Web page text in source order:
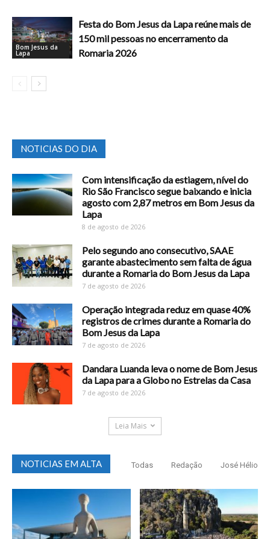
Bom Jesus da
Lapa
Festa do Bom Jesus da Lapa reúne mais de
150 mil pessoas no encerramento da
Romaria 2026
NOTICIAS DO DIA
Com intensificação da estiagem, nível do
Rio São Francisco segue baixando e inicia
agosto com 2,87 metros em Bom Jesus da
Lapa
8 de agosto de 2026
Pelo segundo ano consecutivo, SAAE
garante abastecimento sem falta de água
durante a Romaria do Bom Jesus da Lapa
7 de agosto de 2026
Operação integrada reduz em quase 40%
registros de crimes durante a Romaria do
Bom Jesus da Lapa
7 de agosto de 2026
Dandara Luanda leva o nome de Bom Jesus
da Lapa para a Globo no Estrelas da Casa
7 de agosto de 2026
Leia Mais
NOTICIAS EM ALTA Todas Redação José Hélio